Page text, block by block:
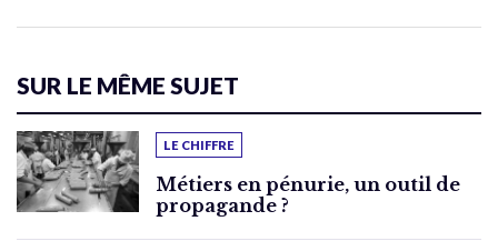
SUR LE MÊME SUJET
LE CHIFFRE
Métiers en pénurie, un outil de
propagande ?